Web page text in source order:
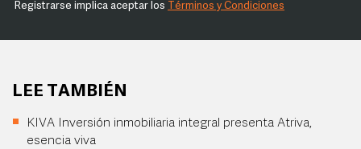
Registrarse implica aceptar los Términos y Condiciones
LEE TAMBIÉN
KIVA Inversión inmobiliaria integral presenta Atriva,
esencia viva